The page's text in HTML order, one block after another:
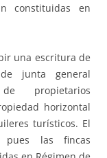
constituidas en
una escritura de
junta general
propietarios
horizontal
turísticos. El
las fincas